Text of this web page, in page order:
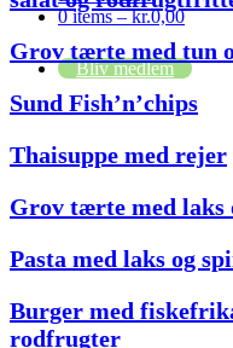
0 items –kr.0,00
Bliv medlem
Grov tærte med tun
Sund Fish’n’chips
Thaisuppe med rejer
Grov tærte med laks
Pasta med laks og
Burger med
rodfrugter